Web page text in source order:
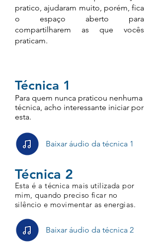
pratico, ajudaram muito, porém, fica
o espaço aberto para
compartilharem as que vocês
praticam.
Técnica 1
Para quem nunca praticou nenhuma
técnica, acho interessante iniciar por
esta.
Baixar áudio da técnica 1
Técnica 2
Esta é a técnica mais utilizada por
mim, quando preciso ficar no
silêncio e movimentar as energias.
Baixar áudio da técnica 2